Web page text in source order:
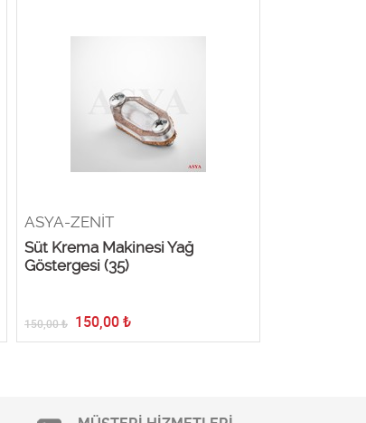
ASYA-ZENİT
Süt Krema Makinesi Yağ
Göstergesi (35)
150,00₺ 150,00 ₺